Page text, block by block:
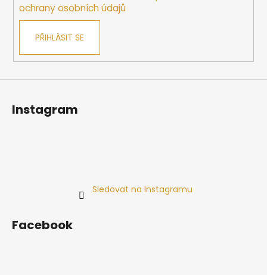
ochrany osobních údajů
PŘIHLÁSIT SE
Instagram
Sledovat na Instagramu
Facebook